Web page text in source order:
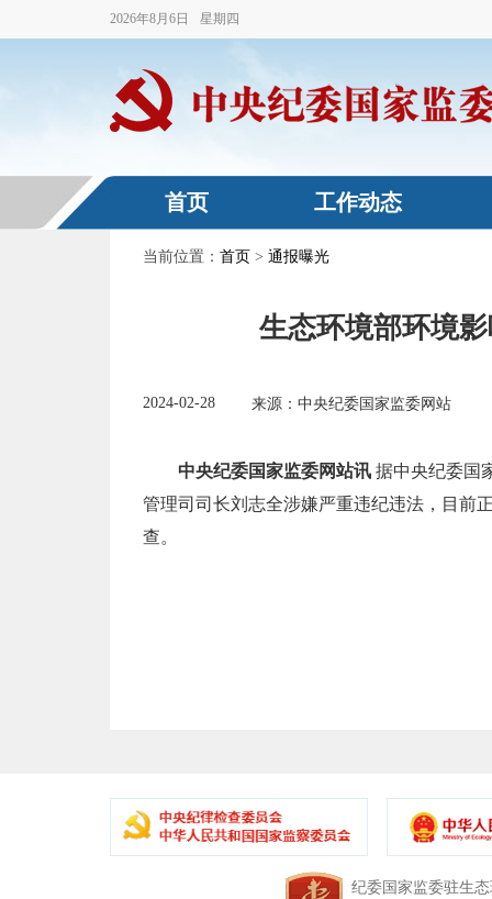
2026年8月 6 日 星期四
首页 工作动态
当前位置： 首页 > 通报曝光
生态环境部环境
2024-02-28 来源：中央纪委国家监委网站
中央纪委国家监委网站讯 据中央纪委国
管理司司长刘志全涉嫌严重违纪违法，目前
查。
中央纪委国家监委驻生